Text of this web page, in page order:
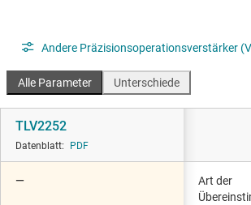
Andere Präzisionsoperationsverstärker
Alle Parameter Unterschiede
TLV2252
Datenblatt: PDF
—
Art der